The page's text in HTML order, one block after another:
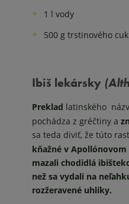
1 l vody
500 g trstinového
Ibiš lekársky
Preklad latinského
pochádza z gréčtiny a
sa teda diviť, že túto
kňažné v Apollónovom
mazali chodidlá
než sa vydali na
rozžeravené uhlíky.